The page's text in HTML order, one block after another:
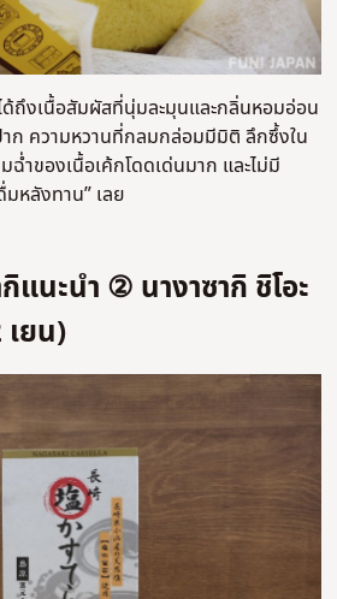
ด้ถึงเนื้อสัมผัสที่นุ่มละมุนและกลิ่นหอมอ่อน
าก ความหวานที่กลมกล่อมมีมิติ ลึกซึ้งใน
ำของเนื้อเค้กโดดเด่นมาก และไม่มี
หลังทาน” เลย
แนะนำ ② นางาซากิ ชิโอะ
เยน)